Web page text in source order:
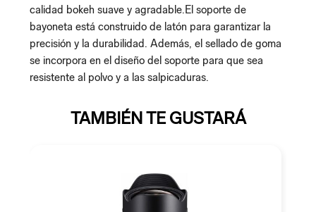
calidad bokeh suave y agradable.El soporte de
bayoneta está construido de latón para garantizar la
precisión y la durabilidad. Además, el sellado de goma
se incorpora en el diseño del soporte para que sea
resistente al polvo y a las salpicaduras.
TAMBIÉN TE GUSTARÁ